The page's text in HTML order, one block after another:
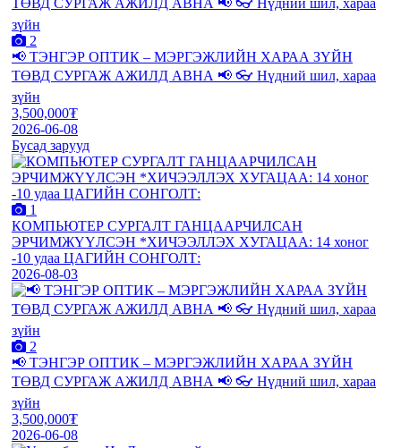
2
📢 ТЭНГЭР ОПТИК – МЭРГЭЖЛИЙН ХАРАА ЗҮЙН
ТӨВД СУРГАЖ АЖИЛД АВНА 📢 👓 Нүдний шил, хараа
зүйн
3,500,000₮
2026-06-08
Бусад зарууд
1
КОМПЬЮТЕР СУРГАЛТ ГАНЦААРЧИЛСАН
ЭРЧИМЖҮҮЛСЭН *ХИЧЭЭЛЛЭХ ХУГАЦАА: 14 хоног
-10 удаа ЦАГИЙН СОНГОЛТ:
2026-08-03
2
📢 ТЭНГЭР ОПТИК – МЭРГЭЖЛИЙН ХАРАА ЗҮЙН
ТӨВД СУРГАЖ АЖИЛД АВНА 📢 👓 Нүдний шил, хараа
зүйн
3,500,000₮
2026-06-08